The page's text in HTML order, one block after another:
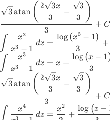
{\left(\dfrac{2
\sqrt{3} x}{3}
\right)}}{3}
\int
\dfrac{x}
{x^{3}-1}
\,dx
\right)}}{3}-
+ x + 1
{\left(\dfrac{2
\sqrt{3} x}{3}
\right)}}{3} +C
3
3 atan ( 3
2 3x +
3
3 )
+ C
\small
\displaystyle
\int
\dfrac{x^{2}}
{x^{3}-1}
\,dx
∫ x3 − 1
x2
dx
\small =
\right)}}{3}
=
3
log(x3 − 1)
+
\small
\displaystyle
\int
\dfrac{x^{3}}
{x^{3}-1}
\,dx
∫ x3 − 1
x3
dx
\small = x +
\right)}}{3}-
+ x + 1
= x +
3
log(x − 1)
3
3 atan ( 3
2 3x +
3
3 )
+ C
\small
∫ 3
x4
dx
\small =
= x2
+
log (x −